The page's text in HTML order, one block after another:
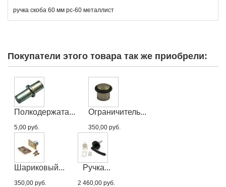
ручка скоба 60 мм рс-60 металлист
Покупатели этого товара так же приобрели:
Полкодержата...
5,00 руб.
Ограничитель...
350,00 руб.
Шариковый...
350,00 руб.
Ручка...
2 460,00 руб.